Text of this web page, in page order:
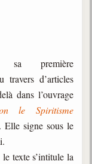
première
travers d’articles
dans l’ouvrage
le Spiritisme
Elle signe sous le
texte s’intitule la